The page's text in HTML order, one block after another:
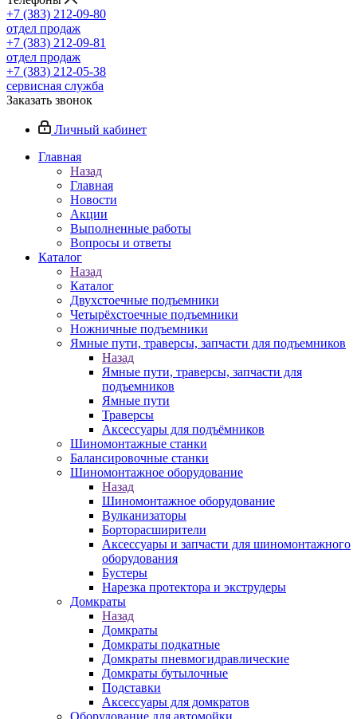
+7 (383) 212-09-80
отдел продаж
+7 (383) 212-09-81
отдел продаж
+7 (383) 212-05-38
сервисная служба
Заказать звонок
Личный кабинет
Главная
Назад
Главная
Новости
Акции
Выполненные работы
Вопросы и ответы
Каталог
Назад
Каталог
Двухстоечные подъемники
Четырёхстоечные подъемники
Ножничные подъемники
Ямные пути, траверсы, запчасти для подъемников
Назад
Ямные пути, траверсы, запчасти для
подъемников
Ямные пути
Траверсы
Аксессуары для подъёмников
Шиномонтажные станки
Балансировочные станки
Шиномонтажное оборудование
Назад
Шиномонтажное оборудование
Вулканизаторы
Борторасширители
Аксессуары и запчасти для шиномонтажного
оборудования
Бустеры
Нарезка протектора и экструдеры
Домкраты
Назад
Домкраты
Домкраты подкатные
Домкраты пневмогидравлические
Домкраты бутылочные
Подставки
Аксессуары для домкратов
Оборудование для автомойки